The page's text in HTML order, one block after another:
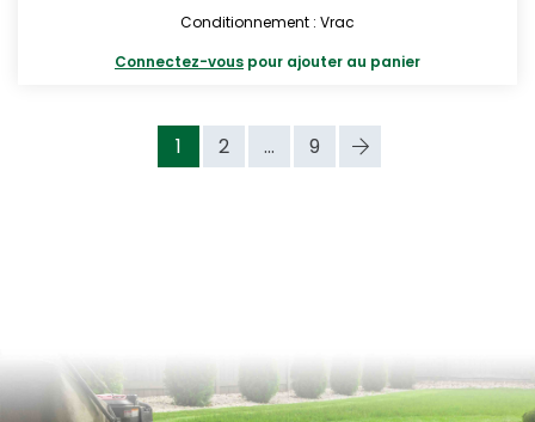
Conditionnement : Vrac
Connectez-vous pour ajouter au panier
1 2 ... 9